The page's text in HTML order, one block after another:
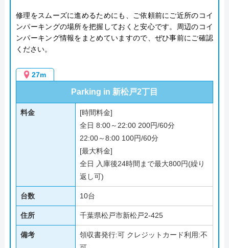
修理をスムーズに進めるためにも、ご依頼前にご近所のコイ
ンパーキングの場所を把握しておくと安心です。周辺のコイ
ンパーキング情報をまとめていますので、ぜひ事前にご確認
ください。
27m
Parking in 新松戸2丁目
料金
[時間料金]
全日 8:00～22:00 200円/60分
22:00～8:00 100円/60分
[最大料金]
全日 入庫後24時間まで最大800円(繰り
返し可)
台数 10台
住所 千葉県松戸市新松戸2-425
備考
領収書発行:可 クレジットカード利用:不